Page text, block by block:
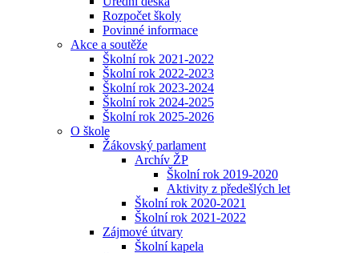
Rozpočet školy
Povinné informace
Akce a soutěže
Školní rok 2021-2022
Školní rok 2022-2023
Školní rok 2023-2024
Školní rok 2024-2025
Školní rok 2025-2026
O škole
Žákovský parlament
Archív ŽP
Školní rok 2019-2020
Aktivity z předešlých let
Školní rok 2020-2021
Školní rok 2021-2022
Zájmové útvary
Školní kapela